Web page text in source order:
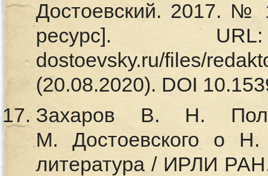
Достоевский. 2017.
ресурс]. URL:
dostoevsky.ru/files/
(20.08.2020). DOI
Захаров В. Н.
М. Достоевского о
литература / ИРЛИ